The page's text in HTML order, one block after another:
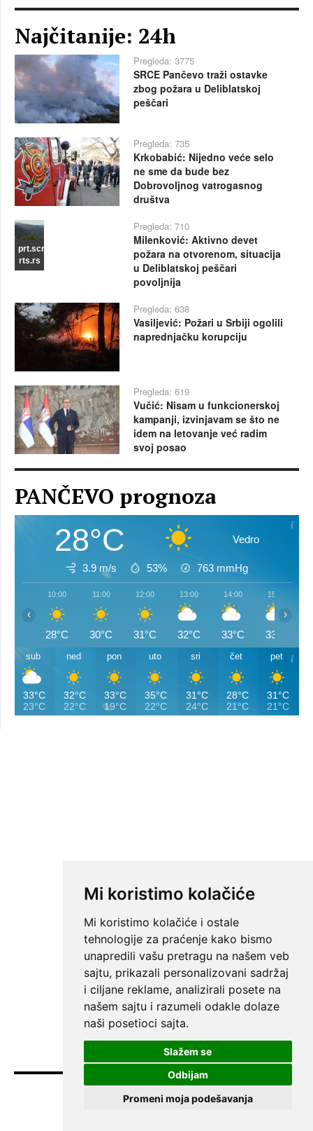
Mi koristimo kolačiće
Mi koristimo kolačiće i ostale
tehnologije za praćenje kako bismo
unapredili vašu pretragu na našem veb
sajtu, prikazali personalizovani sadržaj
i ciljane reklame, analizirali posete na
našem sajtu i razumeli odakle dolaze
naši posetioci sajta.
Slažem se
Odbijam
Promeni moja podešavanja
Najčitanije: 24h
Pregleda: 3775
SRCE Pančevo traži ostavke
zbog požara u Deliblatskoj
peščari
Pregleda: 735
Krkobabić: Nijedno veće selo
ne sme da bude bez
Dobrovoljnog vatrogasnog
društva
prt.scr
rts.rs
Pregleda: 710
Milenković: Aktivno devet
požara na otvorenom, situacija
u Deliblatskoj peščari
povoljnija
Pregleda: 638
Vasiljević: Požari u Srbiji ogolili
naprednjačku korupciju
Pregleda: 619
Vučić: Nisam u funkcionerskoj
kampanji, izvinjavam se što ne
idem na letovanje već radim
svoj posao
PANČEVO prognoza
28°C Vedro
3.9 m/s 53% 763 mmHg
10:00
28°C
11:00
30°C
12:00
31°C
13:00
32°C
14:00
33°C
15:00
33°C
‹ ›
sub
33°C
23°C
ned
32°C
22°C
pon
33°C
19°C
uto
35°C
22°C
sri
31°C
24°C
čet
28°C
21°C
pet
31°C
21°C